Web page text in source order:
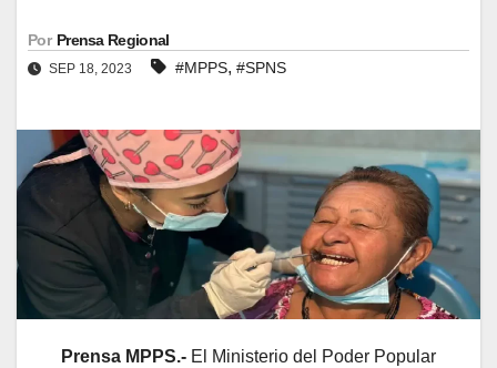
Por Prensa Regional
SEP 18, 2023 #MPPS, #SPNS
Prensa MPPS.- El Ministerio del Poder Popular